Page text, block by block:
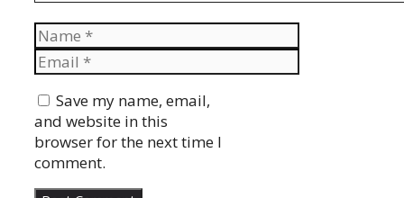
Name
Email
Save my name, email,
and website in this
browser for the next time I
comment.